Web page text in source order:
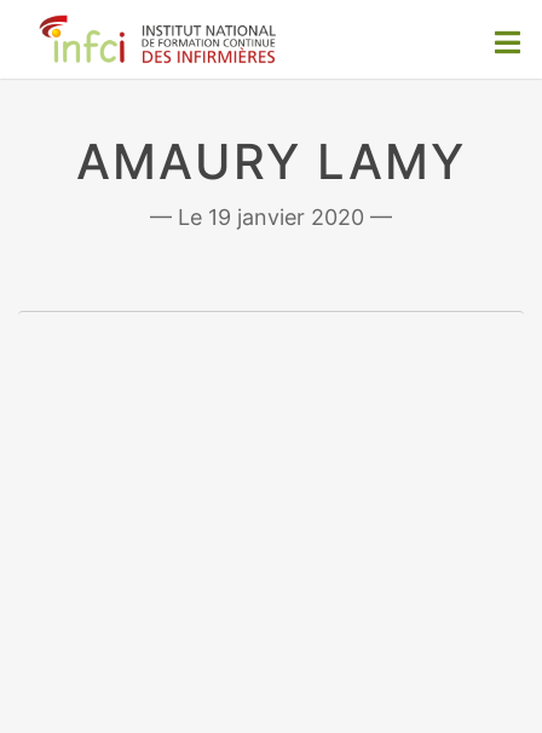
AMAURY LAMY
19 janvier 2020